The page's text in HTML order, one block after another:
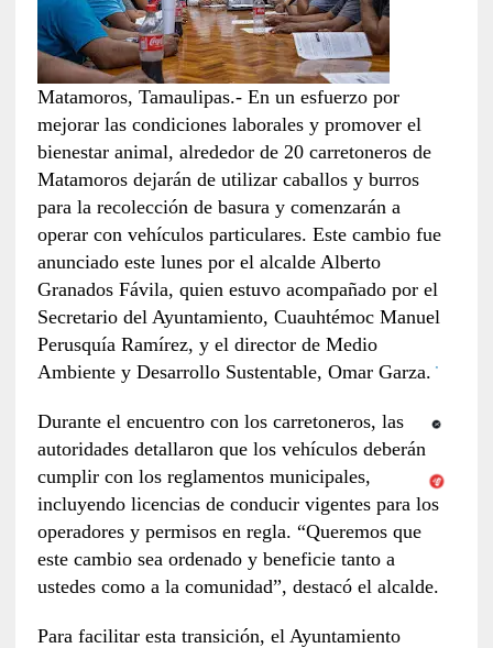
Matamoros, Tamaulipas.- En un esfuerzo por
mejorar las condiciones laborales y promover el
bienestar animal, alrededor de 20 carretoneros de
Matamoros dejarán de utilizar caballos y burros
para la recolección de basura y comenzarán a
operar con vehículos particulares. Este cambio fue
anunciado este lunes por el alcalde Alberto
Granados Fávila, quien estuvo acompañado por el
Secretario del Ayuntamiento, Cuauhtémoc Manuel
Perusquía Ramírez, y el director de Medio
Ambiente y Desarrollo Sustentable, Omar Garza.
Durante el encuentro con los carretoneros, las
autoridades detallaron que los vehículos deberán
cumplir con los reglamentos municipales,
incluyendo licencias de conducir vigentes para los
operadores y permisos en regla. “Queremos que
este cambio sea ordenado y beneficie tanto a
ustedes como a la comunidad”, destacó el alcalde.
Para facilitar esta transición, el Ayuntamiento